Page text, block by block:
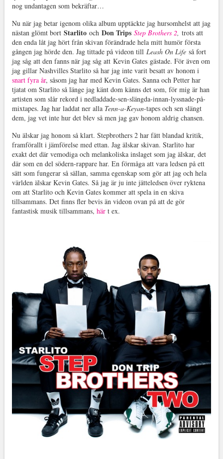
nog undantagen som bekräftar…
Nu när jag betar igenom olika album upptäckte jag hursomhelst att jag
nästan glömt bort Starlito och Don Trips Step Brothers 2, trots att
den enda låt jag hört från skivan förändrade hela mitt humör första
gången jag hörde den. Jag tittade på videon till Leash On Life så fort
jag såg att den fanns när jag såg att Kevin Gates gästade. För även om
jag gillar Nashvilles Starlito så har jag inte varit besatt av honom i
snart fyra år, såsom jag har med Kevin Gates. Sanna och Petter har
tjatat om Starlito så länge jag känt dom känns det som, för mig är han
artisten som slår rekord i nedladdade-sen-slängda-innan-lyssnade-på-
mixtapes. Jag har laddat ner alla Tenn-a-Keyan-tapes och sen slängt
dem, jag vet inte hur det blev så men jag gav honom aldrig chansen.
Nu älskar jag honom så klart. Stepbrothers 2 har fått blandad kritik,
framförallt i jämförelse med ettan. Jag älskar skivan. Starlito har
exakt det där vemodiga och melankoliska inslaget som jag älskar, det
där som en del södern-rappare har. En förmåga att vara ledsen på ett
sätt som fungerar så sällan, samma egenskap som gör att jag och hela
världen älskar Kevin Gates. Så jag är ju inte jätteledsen över ryktena
om att Starlito och Kevin Gates kommer att spela in en skiva
tillsammans. Det finns fler bevis än videon ovan på att de gör
fantastisk musik tillsammans, härt ex.